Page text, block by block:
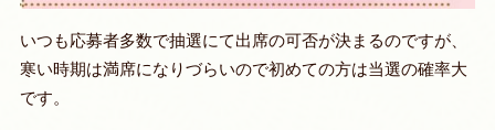
いつも応募者多数で抽選にて出席の可否が決まるのですが、
寒い時期は満席になりづらいので初めての方は当選の確率大
です。